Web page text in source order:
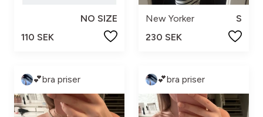
NO SIZE
110 SEK
New Yorker
S
230 SEK
💕bra priser 💕bra priser